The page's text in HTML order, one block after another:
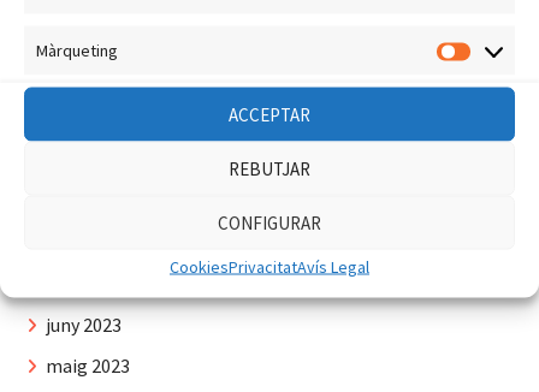
Màrqueting
ACCEPTAR
REBUTJAR
CONFIGURAR
CookiesPrivacitatAvís Legal
gener 2024
juny 2023
maig 2023